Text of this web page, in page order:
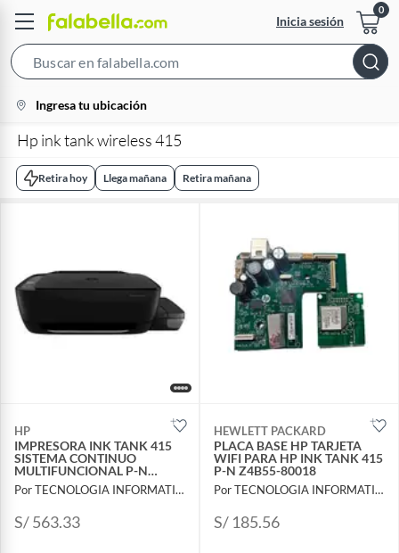
Inicia sesión
Bar
location-
icon
Ingresa tu ubicación
Hp ink tank wireless 415
Retira hoy Llega mañana Retira mañana
HP
IMPRESORA INK TANK 415
SISTEMA CONTINUO
MULTIFUNCIONAL P-N
Z4B53A
Por TECNOLOGIA INFORMATICA Y CONSULTORIA
S/ 563.33
HEWLETT PACKARD
PLACA BASE HP TARJETA
WIFI PARA HP INK TANK 415
P-N Z4B55-80018
Por TECNOLOGIA INFORMATICA Y CONSULTORIA
S/ 185.56